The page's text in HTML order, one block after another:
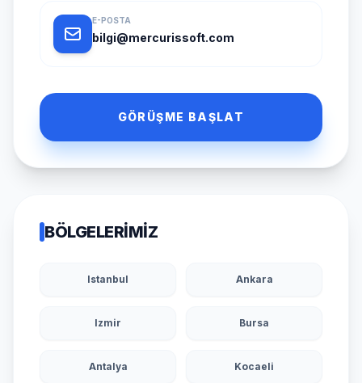
E-POSTA
bilgi@mercurissoft.com
GÖRÜŞME BAŞLAT
BÖLGELERIMIZ
Istanbul Ankara
Izmir Bursa
Antalya Kocaeli